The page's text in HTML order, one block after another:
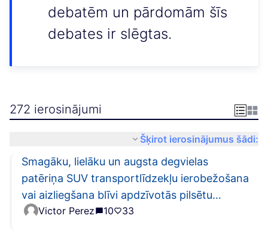
debatēm un pārdomām šīs
debates ir slēgtas.
272 ierosinājumi
Šķirot ierosinājumus šādi:
Smagāku, lielāku un augsta degvielas
patēriņa SUV transportlīdzekļu ierobežošana
vai aizliegšana blīvi apdzīvotās pilsētu
teritorijās
Victor Perez 10 33